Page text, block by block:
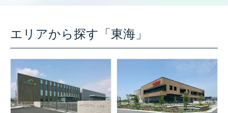
エリアから探す「東海」